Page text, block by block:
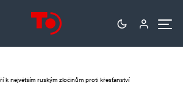
k největším ruským zločinům proti křesťanství